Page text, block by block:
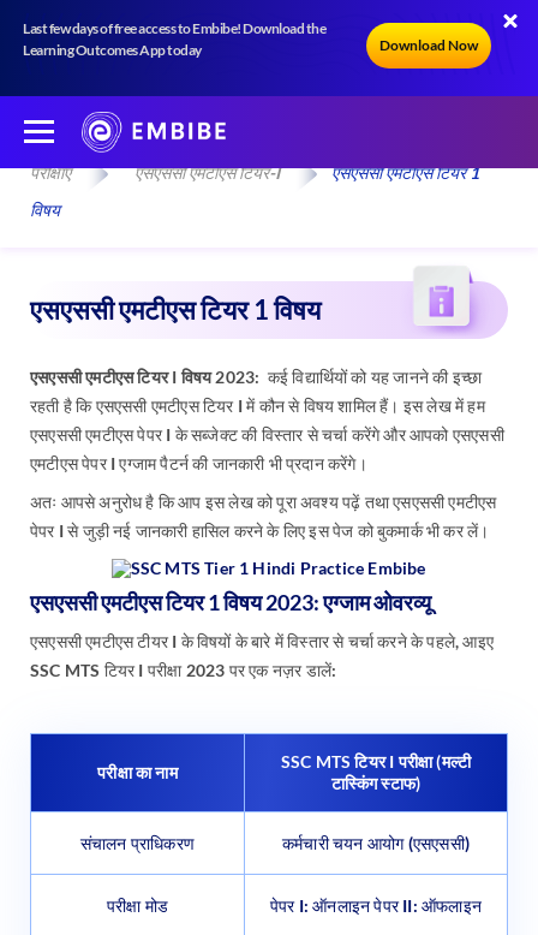
Last few days of free access to Embibe! Download the
Learning Outcomes App today
Download Now
परीक्षाएँ एसएससी एमटीएस टियर-I
एसएससी एमटीएस टियर 1
विषय
एसएससी एमटीएस टियर 1 विषय
एसएससी एमटीएस टियर I विषय 2023: कई विद्यार्थियों को यह जानने की इच्छा
रहती है कि एसएससी एमटीएस टियर I में कौन से विषय शामिल हैं। इस लेख में हम
एसएससी एमटीएस पेपर I के सब्जेक्ट की विस्तार से चर्चा करेंगे और आपको एसएससी
एमटीएस पेपर I एग्जाम पैटर्न की जानकारी भी प्रदान करेंगे।
अतः आपसे अनुरोध है कि आप इस लेख को पूरा अवश्य पढ़ें तथा एसएससी एमटीएस
पेपर I से जुड़ी नई जानकारी हासिल करने के लिए इस पेज को बुकमार्क भी कर लें।
एसएससी एमटीएस टियर 1 विषय 2023: एग्जाम ओवरव्यू
एसएससी एमटीएस टीयर I के विषयों के बारे में विस्तार से चर्चा करने के पहले, आइए
SSC MTS टियर I परीक्षा 2023 पर एक नज़र डालें:
परीक्षा का नाम
SSC MTS टियर I परीक्षा (मल्टी
टास्किंग स्टाफ)
संचालन प्राधिकरण कर्मचारी चयन आयोग (एसएससी)
परीक्षा मोड पेपर I: ऑनलाइन पेपर II: ऑफलाइन